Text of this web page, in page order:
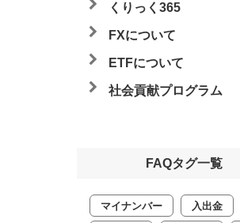
くりっく365
FXについて
ETFについて
社会貢献プログラム
FAQタグ一覧
マイナンバー 入出金